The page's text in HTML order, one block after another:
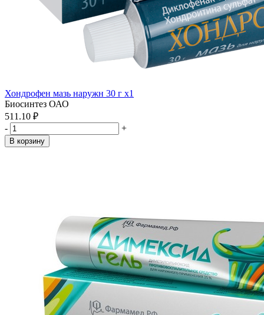
Хондрофен мазь наружн 30 г x1
Биосинтез ОАО
511.10 ₽
-
+
В корзину